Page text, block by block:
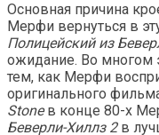
Основная причина
Мерфи вернуться в
Полицейский из
ожидание. Во многом
тем, как Мерфи
оригинального
Stoneв конце 80-х
Беверли-Хиллз 2в